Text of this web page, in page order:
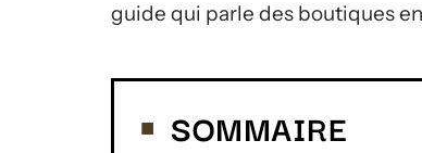
guide qui parle des boutiques
SOMMAIRE